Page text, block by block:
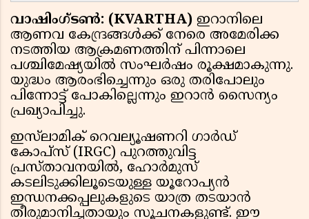
വാഷിംഗ്ടൺ: (KVARTHA) ഇറാനിലെ
ആണവ കേന്ദ്രങ്ങൾക്ക് നേരെ അമേരിക്ക
നടത്തിയ ആക്രമണത്തിന് പിന്നാലെ
പശ്ചിമേഷ്യയിൽ സംഘർഷം രൂക്ഷമാകുന്നു.
യുദ്ധം ആരംഭിച്ചെന്നും ഒരു തരിപോലും
പിന്നോട്ട് പോകില്ലെന്നും ഇറാൻ സൈന്യം
പ്രഖ്യാപിച്ചു.
ഇസ്‌ലാമിക് റെവല്യൂഷണറി ഗാർഡ്
കോപ്സ് (IRGC) പുറത്തുവിട്ട
പ്രസ്താവനയിൽ, ഹോർമുസ്
കടലിടുക്കിലൂടെയുള്ള യൂറോപ്യൻ
ഇന്ധനക്കപ്പലുകളുടെ യാത്ര തടയാൻ
തീരുമാനിച്ചതായും സൂചനകളുണ്ട്. ഈ